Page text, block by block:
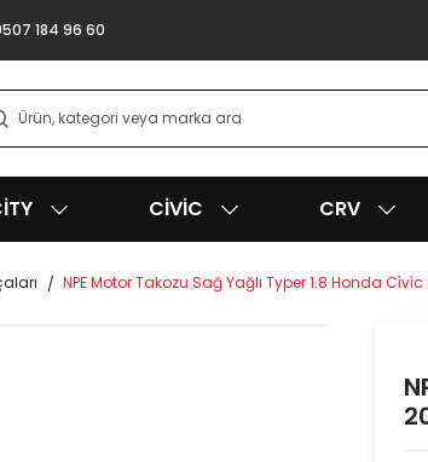
184 96 60
CIVIC CRV
NPE Motor Takozu Sağ Yağlı Typer 1.8 Honda